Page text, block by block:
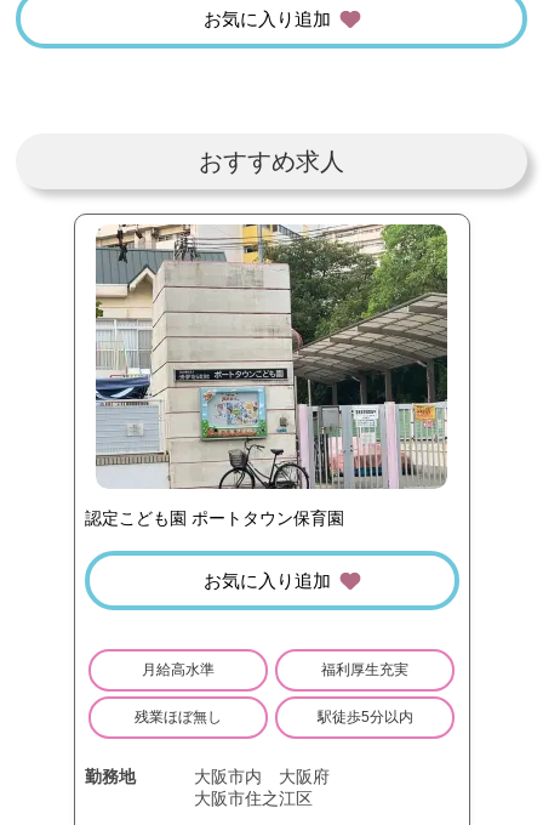
お気に入り追加
おすすめ求人
認定こども園 ポートタウン保育園
お気に入り追加
月給高水準 福利厚生充実
残業ほぼ無し 駅徒歩5分以内
勤務地 大阪市内
大阪府
大阪市住之江区